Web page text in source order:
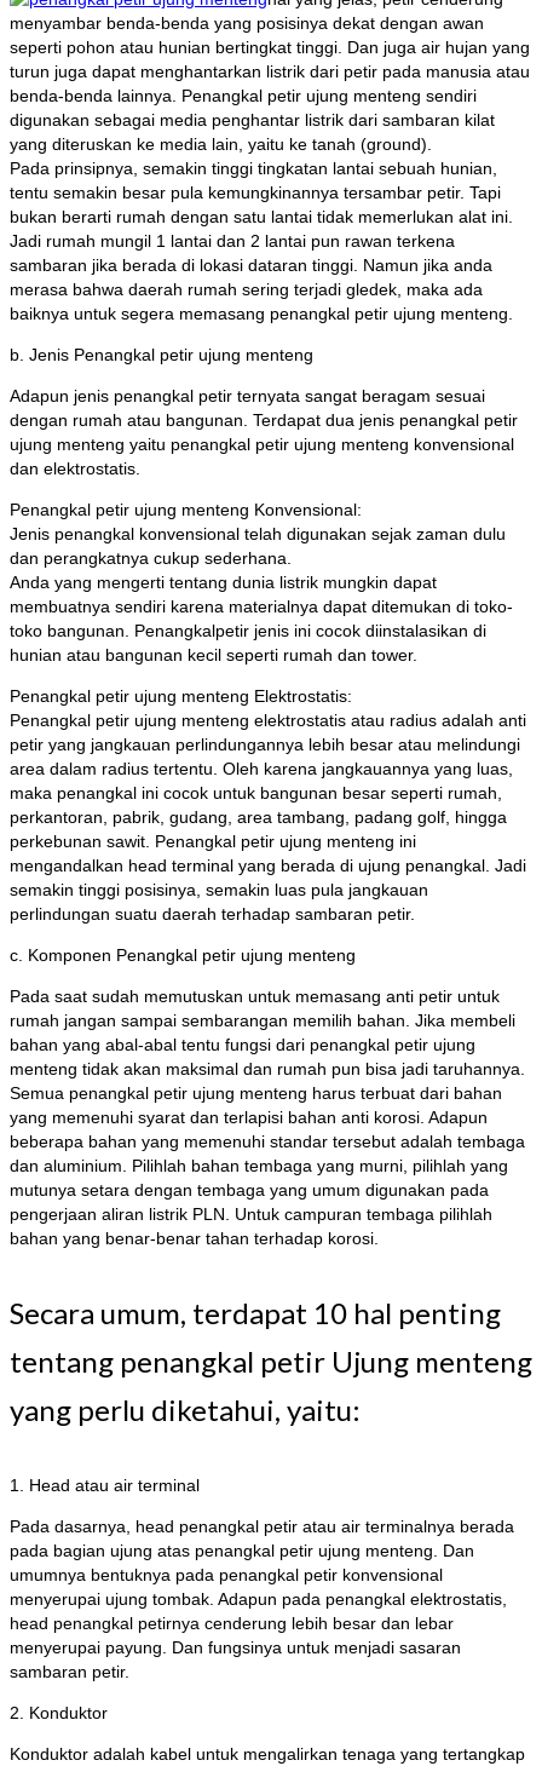
menyambar benda-benda yang posisinya dekat dengan awan
seperti pohon atau hunian bertingkat tinggi. Dan juga air hujan yang
turun juga dapat menghantarkan listrik dari petir pada manusia atau
benda-benda lainnya. Penangkal petir ujung menteng sendiri
digunakan sebagai media penghantar listrik dari sambaran kilat
yang diteruskan ke media lain, yaitu ke tanah (ground).
Pada prinsipnya, semakin tinggi tingkatan lantai sebuah hunian,
tentu semakin besar pula kemungkinannya tersambar petir. Tapi
bukan berarti rumah dengan satu lantai tidak memerlukan alat ini.
Jadi rumah mungil 1 lantai dan 2 lantai pun rawan terkena
sambaran jika berada di lokasi dataran tinggi. Namun jika anda
merasa bahwa daerah rumah sering terjadi gledek, maka ada
baiknya untuk segera memasang penangkal petir ujung menteng.
b. Jenis Penangkal petir ujung menteng
Adapun jenis penangkal petir ternyata sangat beragam sesuai
dengan rumah atau bangunan. Terdapat dua jenis penangkal petir
ujung menteng yaitu penangkal petir ujung menteng konvensional
dan elektrostatis.
Penangkal petir ujung menteng Konvensional:
Jenis penangkal konvensional telah digunakan sejak zaman dulu
dan perangkatnya cukup sederhana.
Anda yang mengerti tentang dunia listrik mungkin dapat
membuatnya sendiri karena materialnya dapat ditemukan di toko-
toko bangunan. Penangkalpetir jenis ini cocok diinstalasikan di
hunian atau bangunan kecil seperti rumah dan tower.
Penangkal petir ujung menteng Elektrostatis:
Penangkal petir ujung menteng elektrostatis atau radius adalah anti
petir yang jangkauan perlindungannya lebih besar atau melindungi
area dalam radius tertentu. Oleh karena jangkauannya yang luas,
maka penangkal ini cocok untuk bangunan besar seperti rumah,
perkantoran, pabrik, gudang, area tambang, padang golf, hingga
perkebunan sawit. Penangkal petir ujung menteng ini
mengandalkan head terminal yang berada di ujung penangkal. Jadi
semakin tinggi posisinya, semakin luas pula jangkauan
perlindungan suatu daerah terhadap sambaran petir.
c. Komponen Penangkal petir ujung menteng
Pada saat sudah memutuskan untuk memasang anti petir untuk
rumah jangan sampai sembarangan memilih bahan. Jika membeli
bahan yang abal-abal tentu fungsi dari penangkal petir ujung
menteng tidak akan maksimal dan rumah pun bisa jadi taruhannya.
Semua penangkal petir ujung menteng harus terbuat dari bahan
yang memenuhi syarat dan terlapisi bahan anti korosi. Adapun
beberapa bahan yang memenuhi standar tersebut adalah tembaga
dan aluminium. Pilihlah bahan tembaga yang murni, pilihlah yang
mutunya setara dengan tembaga yang umum digunakan pada
pengerjaan aliran listrik PLN. Untuk campuran tembaga pilihlah
bahan yang benar-benar tahan terhadap korosi.
Secara umum, terdapat 10 hal penting
tentang penangkal petir Ujung menteng
yang perlu diketahui, yaitu:
1. Head atau air terminal
Pada dasarnya, head penangkal petir atau air terminalnya berada
pada bagian ujung atas penangkal petir ujung menteng. Dan
umumnya bentuknya pada penangkal petir konvensional
menyerupai ujung tombak. Adapun pada penangkal elektrostatis,
head penangkal petirnya cenderung lebih besar dan lebar
menyerupai payung. Dan fungsinya untuk menjadi sasaran
sambaran petir.
2. Konduktor
Konduktor adalah kabel untuk mengalirkan tenaga yang tertangkap